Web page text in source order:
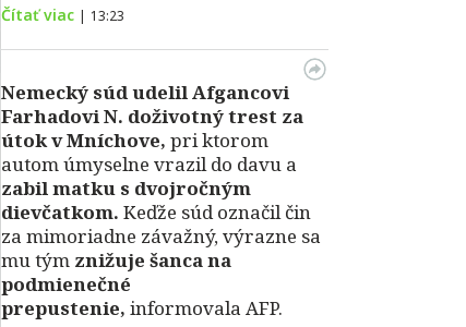
Čítať viac | 13:23
Nemecký súd udelil Afgancovi
Farhadovi N. doživotný trest za
útok v Mníchove, pri ktorom
autom úmyselne vrazil do davu a
zabil matku s dvojročným
dievčatkom. Keďže súd označil čin
za mimoriadne závažný, výrazne sa
mu tým znižuje šanca na
podmienečné
prepustenie, informovala AFP.